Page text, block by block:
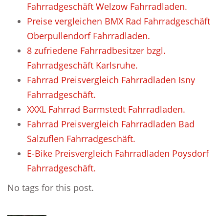
Fahrradgeschäft Welzow Fahrradladen.
Preise vergleichen BMX Rad Fahrradgeschäft
Oberpullendorf Fahrradladen.
8 zufriedene Fahrradbesitzer bzgl.
Fahrradgeschäft Karlsruhe.
Fahrrad Preisvergleich Fahrradladen Isny
Fahrradgeschäft.
XXXL Fahrrad Barmstedt Fahrradladen.
Fahrrad Preisvergleich Fahrradladen Bad
Salzuflen Fahrradgeschäft.
E-Bike Preisvergleich Fahrradladen Poysdorf
Fahrradgeschäft.
No tags for this post.